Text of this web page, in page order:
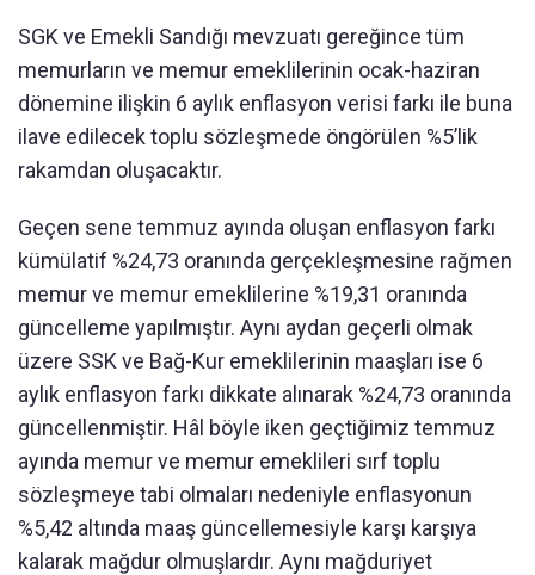
SGK ve Emekli Sandığı mevzuatı gereğince tüm
memurların ve memur emeklilerinin ocak-haziran
dönemine ilişkin 6 aylık enflasyon verisi farkı ile buna
ilave edilecek toplu sözleşmede öngörülen %5’lik
rakamdan oluşacaktır.
Geçen sene temmuz ayında oluşan enflasyon farkı
kümülatif %24,73 oranında gerçekleşmesine rağmen
memur ve memur emeklilerine %19,31 oranında
güncelleme yapılmıştır. Aynı aydan geçerli olmak
üzere SSK ve Bağ-Kur emeklilerinin maaşları ise 6
aylık enflasyon farkı dikkate alınarak %24,73 oranında
güncellenmiştir. Hâl böyle iken geçtiğimiz temmuz
ayında memur ve memur emeklileri sırf toplu
sözleşmeye tabi olmaları nedeniyle enflasyonun
%5,42 altında maaş güncellemesiyle karşı karşıya
kalarak mağdur olmuşlardır. Aynı mağduriyet